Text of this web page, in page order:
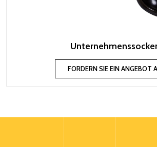
FORDERN SIE EIN ANGEBOT